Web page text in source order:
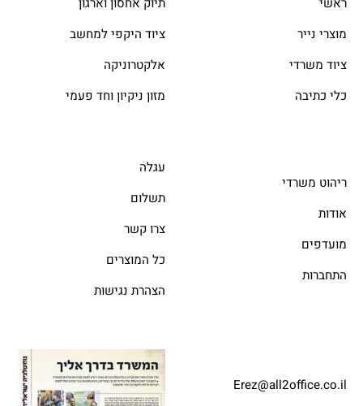
ראשי
מוצרי נייר
ציוד משרדי
כלי כתיבה
תיוק אחסון וארגון
ציוד היקפי למחשב
אלקטרוניקה
מזון ניקיון וחד פעמי
ריהוט משרדי
אודות
מועדפים
התחברות
עגלה
תשלום
צרו קשר
כל המוצרים
הצהרת נגישות
Erez@all2office.co.il